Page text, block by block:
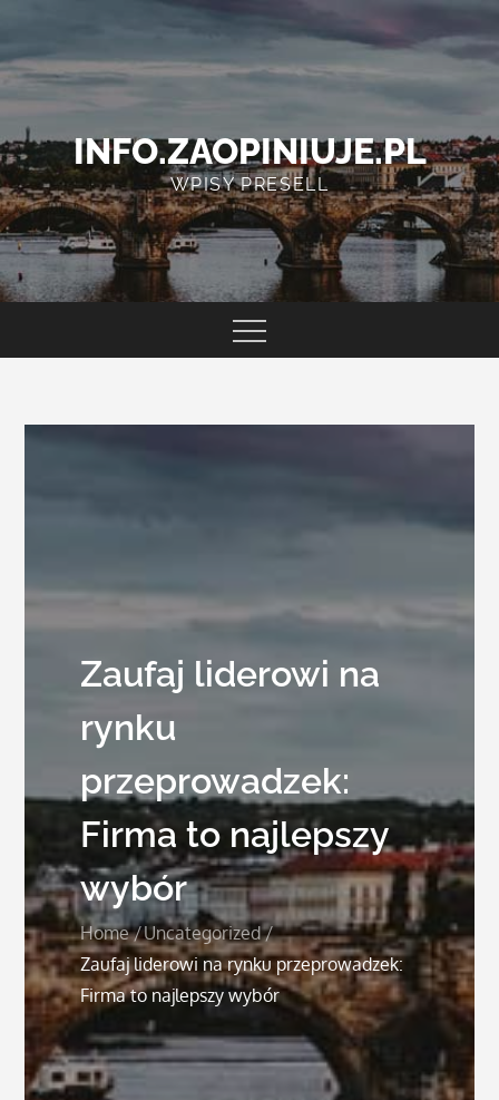
content
INFO.ZAOPINIUJE.PL
WPISY PRESELL
Zaufaj liderowi na
rynku
przeprowadzek:
Firma to najlepszy
wybór
Home
Uncategorized
Zaufaj liderowi na rynku przeprowadzek:
Firma to najlepszy wybór